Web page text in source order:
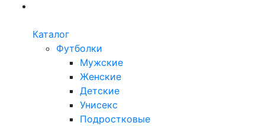
Каталог
Футболки
Мужские
Женские
Детские
Унисекс
Подростковые